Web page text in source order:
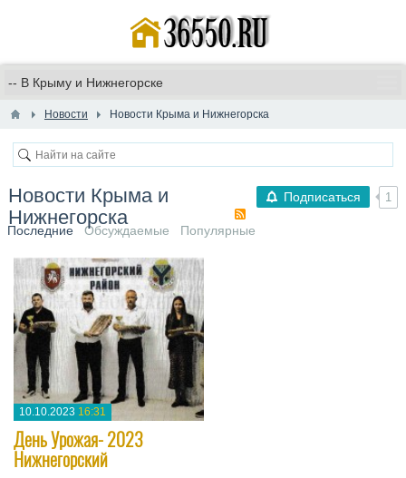
Новости Новости Крыма и Нижнегорска
Подписаться 1
Новости Крыма и
Нижнегорска
Последние Обсуждаемые Популярные
10.10.2023 16:31
День Урожая- 2023
Нижнегорский